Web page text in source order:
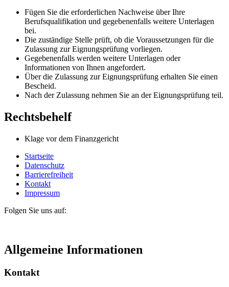
Fügen Sie die erforderlichen Nachweise über Ihre
Berufsqualifikation und gegebenenfalls weitere Unterlagen
bei.
Die zuständige Stelle prüft, ob die Voraussetzungen für die
Zulassung zur Eignungsprüfung vorliegen.
Gegebenenfalls werden weitere Unterlagen oder
Informationen von Ihnen angefordert.
Über die Zulassung zur Eignungsprüfung erhalten Sie einen
Bescheid.
Nach der Zulassung nehmen Sie an der Eignungsprüfung teil.
Rechtsbehelf
Klage vor dem Finanzgericht
Startseite
Datenschutz
Barrierefreiheit
Kontakt
Impressum
Folgen Sie uns auf:
Allgemeine Informationen
Kontakt